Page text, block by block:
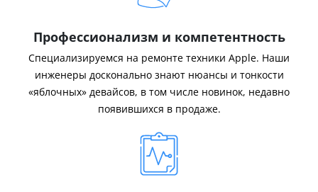
Профессионализм и компетентность
Специализируемся на ремонте техники Apple. Наши
инженеры досконально знают нюансы и тонкости
«яблочных» девайсов, в том числе новинок, недавно
появившихся в продаже.